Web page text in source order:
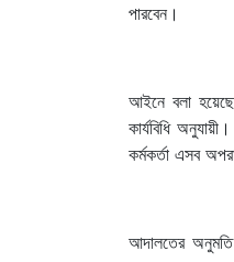
পারবেন।
আইনে বলা
কার্যবিধি
কর্মকর্তা এসব
আদালতের অনুমতি